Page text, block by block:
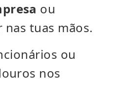
ou
tuas mãos.
ou
nos